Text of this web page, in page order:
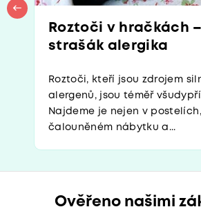
Roztoči v hračkách –
strašák alergika
Roztoči, kteří jsou zdrojem
alergenů, jsou téměř
Najdeme je nejen v postelích,
čalouněném nábytku a...
Ověřeno našimi